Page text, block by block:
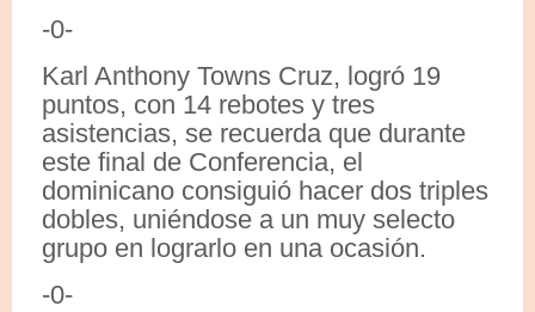
-0-
Karl Anthony Towns Cruz, logró 19
puntos, con 14 rebotes y tres
asistencias, se recuerda que durante
este final de Conferencia, el
dominicano consiguió hacer dos triples
dobles, uniéndose a un muy selecto
grupo en lograrlo en una ocasión.
-0-